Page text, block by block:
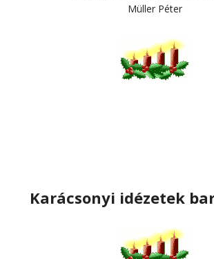
Müller Péter
Karácsonyi idézetek